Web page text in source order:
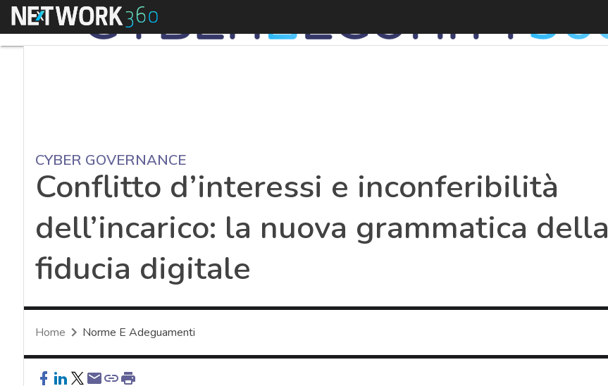
Menu
CYBER GOVERNANCE
Conflitto d’interessi e inconferibilità
dell’incarico: la nuova grammatica della
fiducia digitale
Home Norme E Adeguamenti